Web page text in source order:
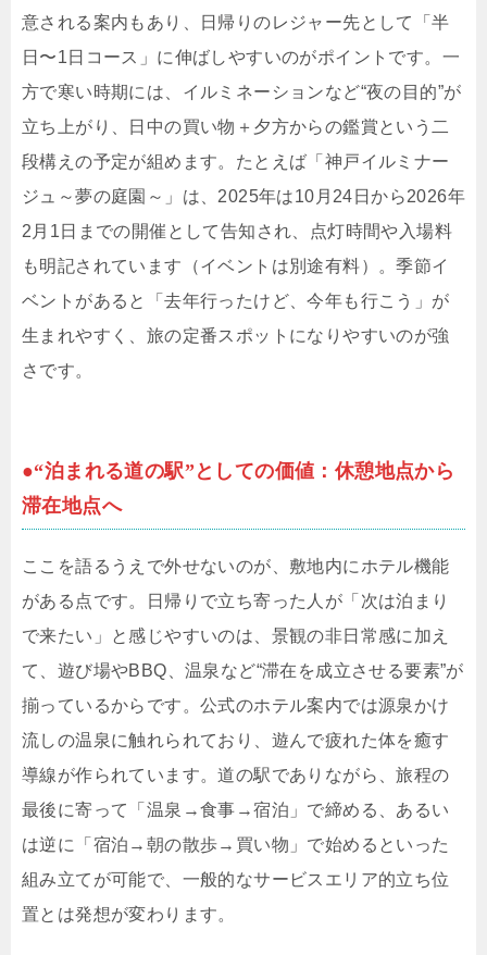
意される案内もあり、日帰りのレジャー先として「半
日〜1日コース」に伸ばしやすいのがポイントです。一
方で寒い時期には、イルミネーションなど“夜の目的”が
立ち上がり、日中の買い物＋夕方からの鑑賞という二
段構えの予定が組めます。たとえば「神戸イルミナー
ジュ～夢の庭園～」は、2025年は10月24日から2026年
2月1日までの開催として告知され、点灯時間や入場料
も明記されています（イベントは別途有料）。季節イ
ベントがあると「去年行ったけど、今年も行こう」が
生まれやすく、旅の定番スポットになりやすいのが強
さです。
●“泊まれる道の駅”としての価値：休憩地点から
滞在地点へ
ここを語るうえで外せないのが、敷地内にホテル機能
がある点です。日帰りで立ち寄った人が「次は泊まり
で来たい」と感じやすいのは、景観の非日常感に加え
て、遊び場やBBQ、温泉など“滞在を成立させる要素”が
揃っているからです。公式のホテル案内では源泉かけ
流しの温泉に触れられており、遊んで疲れた体を癒す
導線が作られています。道の駅でありながら、旅程の
最後に寄って「温泉→食事→宿泊」で締める、あるい
は逆に「宿泊→朝の散歩→買い物」で始めるといった
組み立てが可能で、一般的なサービスエリア的立ち位
置とは発想が変わります。